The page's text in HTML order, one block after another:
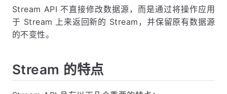
Stream API 不直接修改数据源，而是通过将操作应用
于 Stream 上来返回新的 Stream，并保留原有数据源
的不变性。
Stream 的特点